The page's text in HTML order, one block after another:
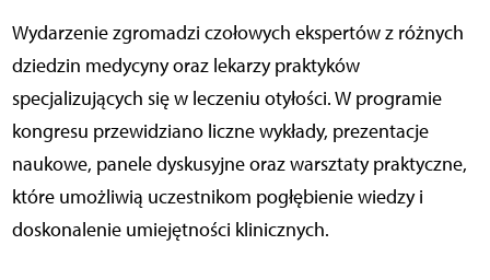
Wydarzenie zgromadzi czołowych ekspertów z różnych
dziedzin medycyny oraz lekarzy praktyków
specjalizujących się w leczeniu otyłości. W programie
kongresu przewidziano liczne wykłady, prezentacje
naukowe, panele dyskusyjne oraz warsztaty praktyczne,
które umożliwią uczestnikom pogłębienie wiedzy i
doskonalenie umiejętności klinicznych.